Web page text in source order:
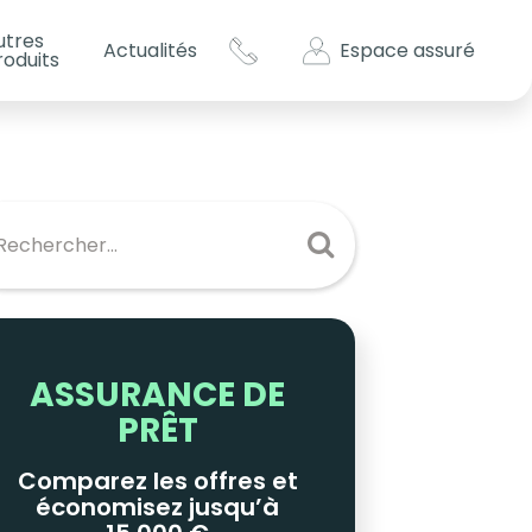
?
Actualités Espace assuré
ASSURANCE DE
PRÊT
Comparez les offres et
économisez jusqu’à